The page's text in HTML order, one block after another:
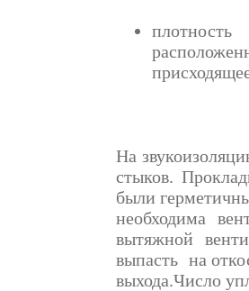
На
стыков.
были
необходима
вытяжной
выпасть на
выхода.Число